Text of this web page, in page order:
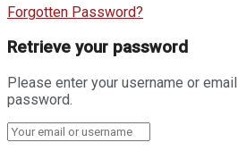
Forgotten Password?
Retrieve your password
Please enter your username or
password.